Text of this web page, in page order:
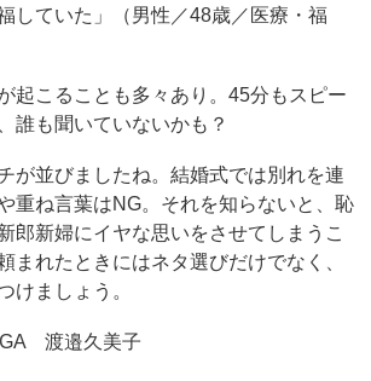
していた」（男性／48歳／医療・福
起こることも多々あり。45分もスピー
誰も聞いていないかも？
が並びましたね。結婚式では別れを連
重ね言葉はNG。それを知らないと、恥
郎新婦にイヤな思いをさせてしまうこ
まれたときにはネタ選びだけでなく、
けましょう。
渡邉久美子